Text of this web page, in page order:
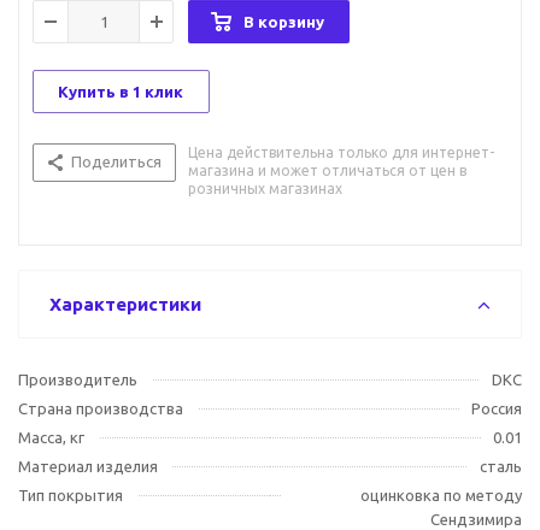
В корзину
Купить в 1 клик
Поделиться
Цена действительна только для интернет-
магазина и может отличаться от цен в
розничных магазинах
Характеристики
Производитель
DKC
Страна производства
Россия
Масса, кг
0.01
Материал изделия
сталь
Тип покрытия
оцинковка по методу
Сендзимира